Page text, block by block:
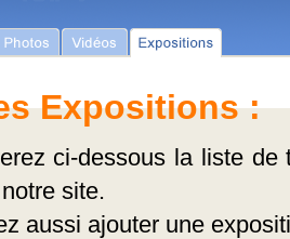
Expositions :
ci-dessous la liste
site.
aussi ajouter une